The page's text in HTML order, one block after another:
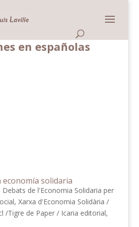
en españolas
solidaria
Debats de l'Economia Solidaria per
Xarxa d'Economia Solidària /
/Tigre de Paper / Icaria editorial,